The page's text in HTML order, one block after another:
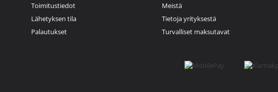
Toimitustiedot
Lähetyksen tila
Palautukset
Meistä
Tietoja yrityksestä
Turvalliset maksutavat